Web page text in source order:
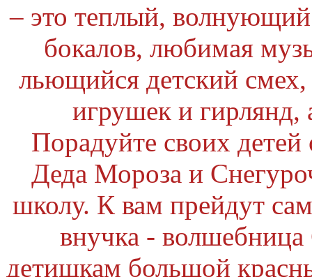
– это теплый,
бокалов, любимая
льющийся детский
игрушек и гирлянд,
Порадуйте своих
Деда Мороза и
школу. К вам прейдут
внучка -
детишкам большой